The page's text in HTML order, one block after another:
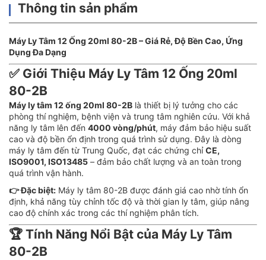
Thông tin sản phẩm
Máy Ly Tâm 12 Ống 20ml 80-2B – Giá Rẻ, Độ Bền Cao, Ứng
Dụng Đa Dạng
✅ Giới Thiệu Máy Ly Tâm 12 Ống 20ml
80-2B
Máy ly tâm 12 ống 20ml 80-2B là thiết bị lý tưởng cho các
phòng thí nghiệm, bệnh viện và trung tâm nghiên cứu. Với khả
năng ly tâm lên đến 4000 vòng/phút, máy đảm bảo hiệu suất
cao và độ bền ổn định trong quá trình sử dụng. Đây là dòng
máy ly tâm đến từ Trung Quốc, đạt các chứng chỉCE,
ISO9001, ISO13485 – đảm bảo chất lượng và an toàn trong
quá trình vận hành.
👉 Đặc biệt: Máy ly tâm 80-2B được đánh giá cao nhờ tính ổn
định, khả năng tùy chỉnh tốc độ và thời gian ly tâm, giúp nâng
cao độ chính xác trong các thí nghiệm phân tích.
🏆 Tính Năng Nổi Bật của Máy Ly Tâm
80-2B